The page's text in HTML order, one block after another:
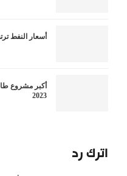
أسعار النفط
أكبر مشروع
2023
اترك رد